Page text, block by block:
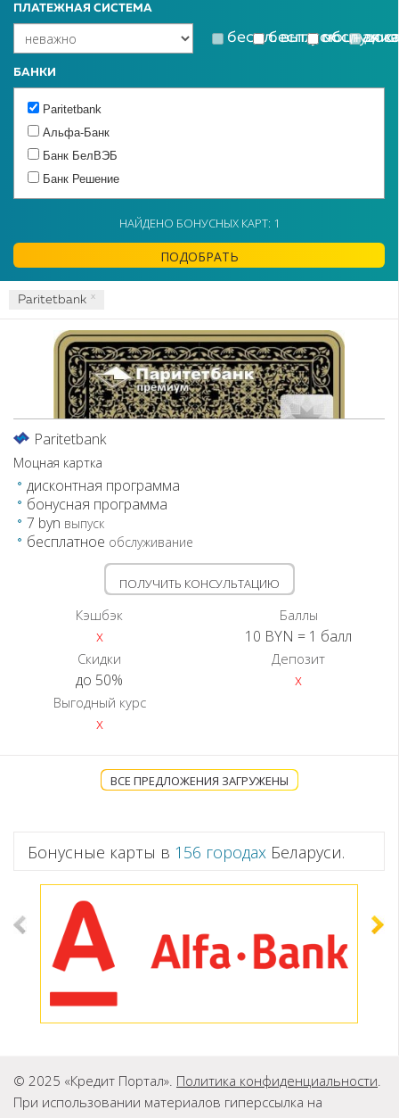
ПЛАТЕЖНАЯ СИСТЕМА
беспл. выпуск
беспл.моцная
БАНКИ
Paritetbank
Альфа-Банк
Банк БелВЭБ
Банк Решение
Белагропромбанк
Белинвестбанк
Идея Банк
МТБанк
РРБ-Банк
Сбербанк
СтатусБанк
Технобанк
НАЙДЕНО БОНУСНЫХ КАРТ: 1
ПОДОБРАТЬ
Paritetbank x
Paritetbank
Моцная картка
дисконтная программа
бонусная программа
7 byn выпуск
бесплатное обслуживание
ПОЛУЧИТЬ КОНСУЛЬТАЦИЮ
Кэшбэк
x
Баллы
10 BYN = 1 балл
Скидки
до 50%
Депозит
x
Выгодный курс
x
ВСЕ ПРЕДЛОЖЕНИЯ ЗАГРУЖЕНЫ
Бонусные карты в 156 городах Беларуси.
© 2025 «Кредит Портал». Политика конфиденциальности.
При использовании материалов гиперссылка на